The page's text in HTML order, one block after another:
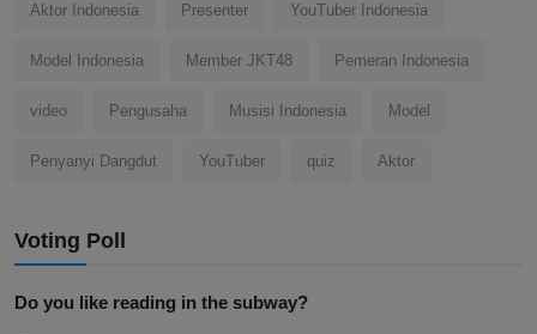
Aktor Indonesia Presenter YouTuber Indonesia
Model Indonesia Member JKT48 Pemeran Indonesia
video Pengusaha Musisi Indonesia Model
Penyanyi Dangdut YouTuber quiz Aktor
Voting Poll
Do you like reading in the subway?